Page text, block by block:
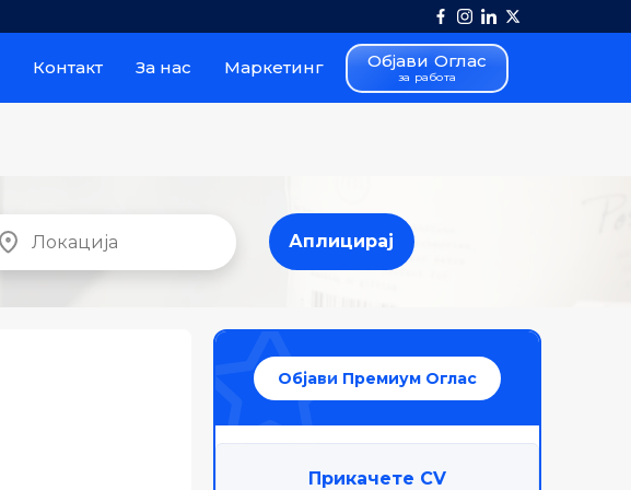
Контакт За нас Маркетинг Објави Оглас
за работа
Аплицирај
Аплицирај
Објави Премиум Оглас
Прикачете CV